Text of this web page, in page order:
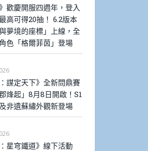
歡慶開服四週年，登入
高可得20抽！ 6.2版本
與夢境的座標」上線，全
色「格爾菲茵」登場
：謀定天下》全新問鼎賽
烽起」8月8日開啟！S1
非遺蘇繡外觀新登場
星穹鐵道》線下活動